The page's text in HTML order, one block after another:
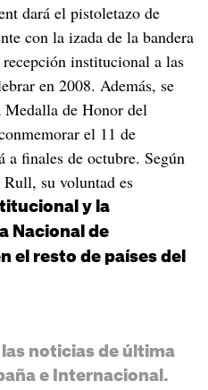
dará el pistoletazo de
con la izada de la bandera
institucional a las
en 2008. Además, se
Medalla de Honor del
el 11 de
a finales de octubre. Según
su voluntad es
y la
Nacional de
el resto de países del
noticias de última
e Internacional.